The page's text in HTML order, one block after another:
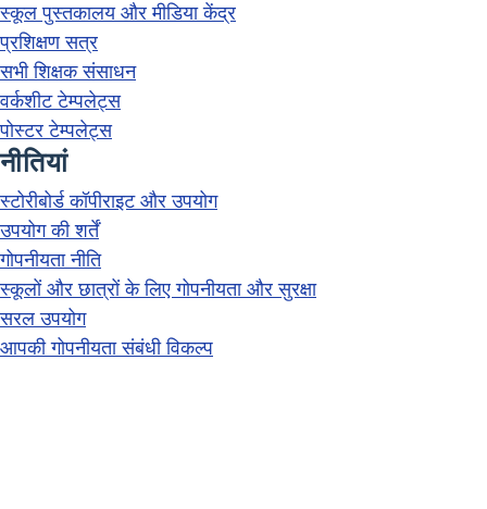
स्कूल पुस्तकालय और मीडिया केंद्र
प्रशिक्षण सत्र
सभी शिक्षक संसाधन
वर्कशीट टेम्पलेट्स
पोस्टर टेम्पलेट्स
नीतियां
स्टोरीबोर्ड कॉपीराइट और उपयोग
उपयोग की शर्तें
गोपनीयता नीति
स्कूलों और छात्रों के लिए गोपनीयता और सुरक्षा
सरल उपयोग
आपकी गोपनीयता संबंधी विकल्प